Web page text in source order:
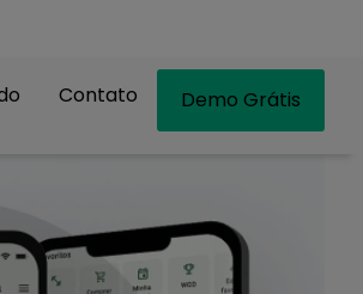
Contato Demo Grátis